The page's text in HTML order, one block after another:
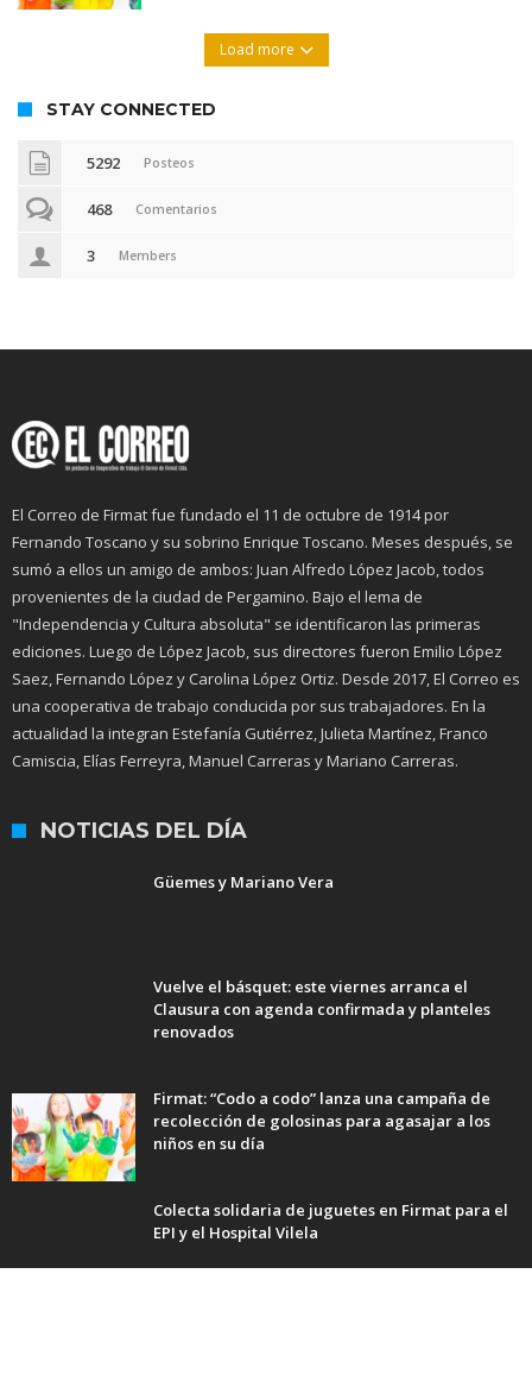
Load more
STAY CONNECTED
5292 Posteos
468 Comentarios
3 Members
El Correo de Firmat fue fundado el 11 de octubre de 1914 por
Fernando Toscano y su sobrino Enrique Toscano. Meses después, se
sumó a ellos un amigo de ambos: Juan Alfredo López Jacob, todos
provenientes de la ciudad de Pergamino. Bajo el lema de
"Independencia y Cultura absoluta" se identificaron las primeras
ediciones. Luego de López Jacob, sus directores fueron Emilio López
Saez, Fernando López y Carolina López Ortiz. Desde 2017, El Correo es
una cooperativa de trabajo conducida por sus trabajadores. En la
actualidad la integran Estefanía Gutiérrez, Julieta Martínez, Franco
Camiscia, Elías Ferreyra, Manuel Carreras y Mariano Carreras.
NOTICIAS DEL DÍA
Güemes y Mariano Vera
Vuelve el básquet: este viernes arranca el
Clausura con agenda confirmada y planteles
renovados
Firmat: “Codo a codo” lanza una campaña de
recolección de golosinas para agasajar a los
niños en su día
Colecta solidaria de juguetes en Firmat para el
EPI y el Hospital Vilela